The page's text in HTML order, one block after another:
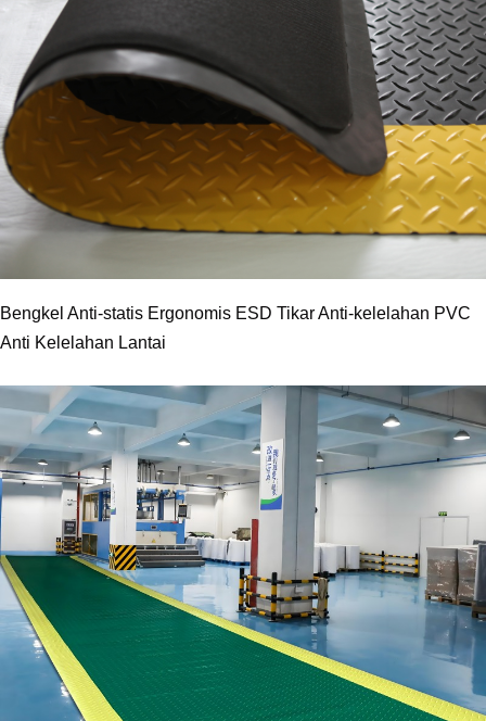
Bengkel Anti-statis Ergonomis ESD Tikar Anti-kelelahan PVC
Anti Kelelahan Lantai